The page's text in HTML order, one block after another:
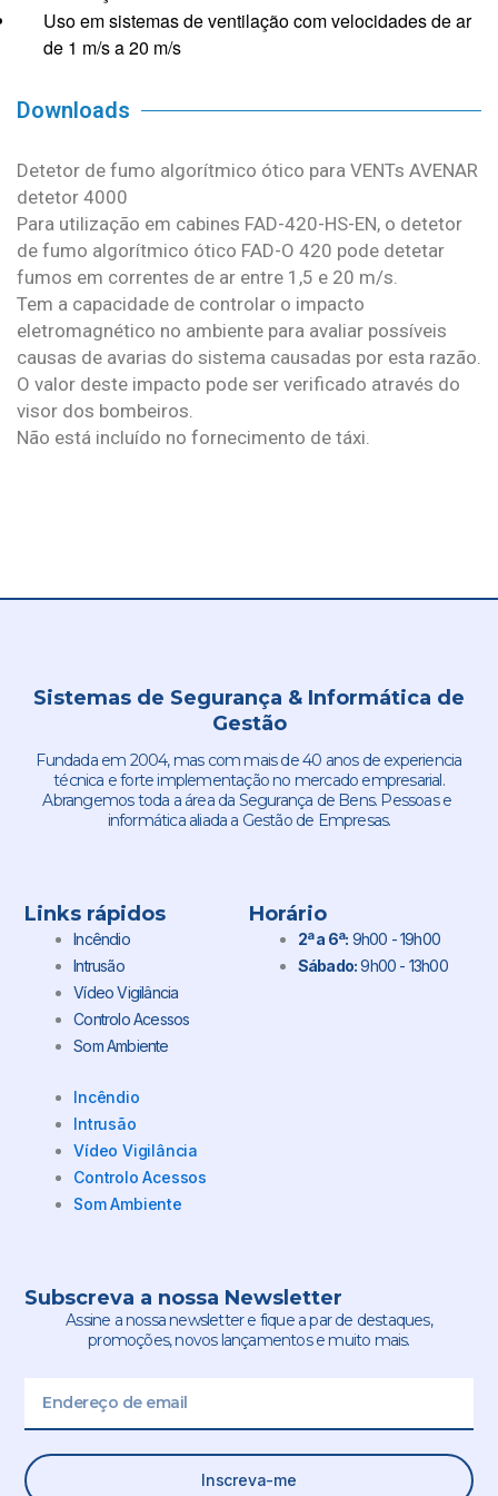
Uso em sistemas de ventilação com velocidades de ar
de 1 m/s a 20 m/s
Downloads
Detetor de fumo algorítmico ótico para VENTs AVENAR
detetor 4000
Para utilização em cabines FAD-420-HS-EN, o detetor
de fumo algorítmico ótico FAD-O 420 pode detetar
fumos em correntes de ar entre 1,5 e 20 m/s.
Tem a capacidade de controlar o impacto
eletromagnético no ambiente para avaliar possíveis
causas de avarias do sistema causadas por esta razão.
O valor deste impacto pode ser verificado através do
visor dos bombeiros.
Não está incluído no fornecimento de táxi.
Sistemas de Segurança & Informática de
Gestão
Fundada em 2004, mas com mais de 40 anos de experiencia
técnica e forte implementação no mercado empresarial.
Abrangemos toda a área da Segurança de Bens. Pessoas e
informática aliada a Gestão de Empresas.
Links rápidos
Incêndio
Intrusão
Vídeo Vigilância
Controlo Acessos
Som Ambiente
Incêndio
Intrusão
Vídeo Vigilância
Controlo Acessos
Som Ambiente
Horário
2ª a 6ª: 9h00 - 19h00
Sábado:9h00 - 13h00
Subscreva a nossa Newsletter
Assine a nossa newsletter e fique a par de destaques,
promoções, novos lançamentos e muito mais.
Inscreva-me